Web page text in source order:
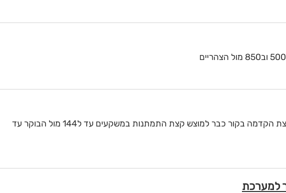
ישיר עכשיו ראיתי שהכל מעודכן להיום. יש קצת הקדמה בקור כבר למוצש קצת התמתנות במשקעים עד ל144 מול הבוקר עד